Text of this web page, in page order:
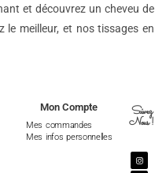
et découvrez un cheveu de
meilleur, et nos tissages en
Mon Compte
Mes commandes
Mes infos personnelles
Suivez
Nous !